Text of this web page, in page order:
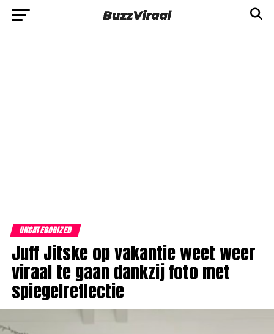
UNCATEGORIZED
Juff Jitske op vakantie weet weer
viraal te gaan dankzij foto met
spiegelreflectie